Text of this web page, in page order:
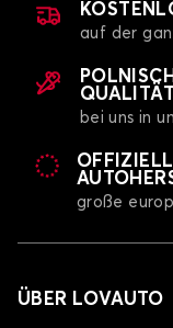
auf der
QUALITÄT
bei uns in
große
ÜBER LOVAUTO